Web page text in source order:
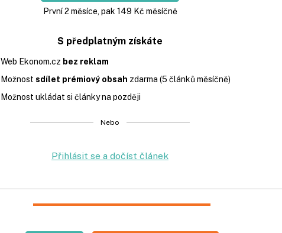
První 2 měsíce, pak 149 Kč měsíčně
S předplatným získáte
Web Ekonom.cz bez reklam
Možnost sdílet prémiový obsah zdarma (5 článků měsíčně)
Možnost ukládat si články na později
Nebo
Přihlásit se a dočíst článek